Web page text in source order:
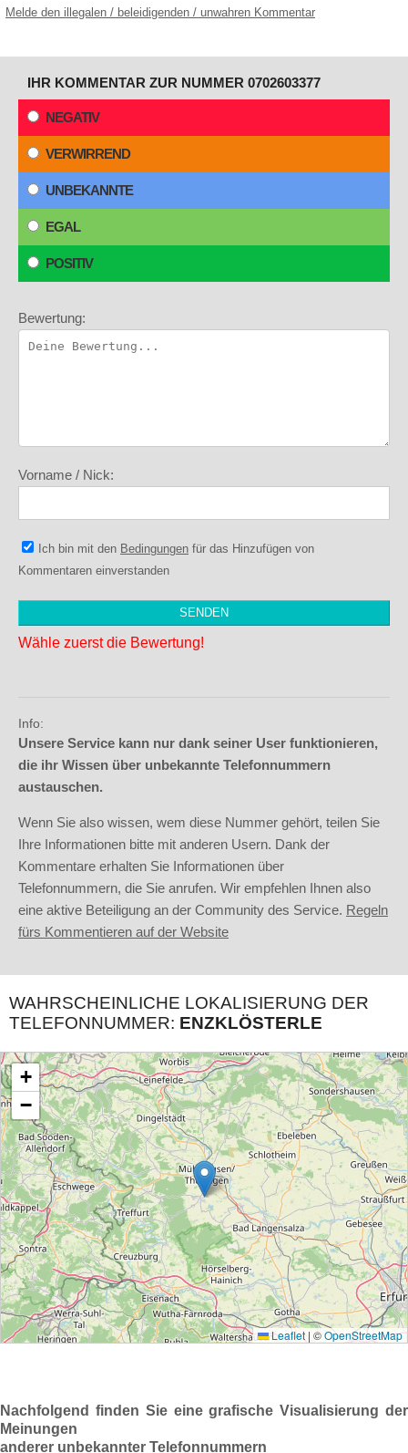
Melde den illegalen / beleidigenden / unwahren Kommentar
IHR KOMMENTAR ZUR NUMMER 0702603377
NEGATIV
VERWIRREND
UNBEKANNTE
EGAL
POSITIV
Bewertung:
Vorname / Nick:
Ich bin mit den Bedingungen für das Hinzufügen von
Kommentaren einverstanden
Wähle zuerst die Bewertung!
Info:
Unsere Service kann nur dank seiner User funktionieren,
die ihr Wissen über unbekannte Telefonnummern
austauschen.
Wenn Sie also wissen, wem diese Nummer gehört, teilen Sie
Ihre Informationen bitte mit anderen Usern. Dank der
Kommentare erhalten Sie Informationen über
Telefonnummern, die Sie anrufen. Wir empfehlen Ihnen also
eine aktive Beteiligung an der Community des Service. Regeln
fürs Kommentieren auf der Website
WAHRSCHEINLICHE LOKALISIERUNG DER
TELEFONNUMMER: ENZKLÖSTERLE
Nachfolgend finden Sie eine grafische Visualisierung der
Meinungen
anderer unbekannter Telefonnummern